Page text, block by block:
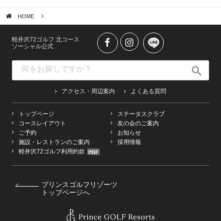
HOME
軽井沢72ゴルフ 北コース
ソーシャル公式
アクセス・周辺案内 よくある質問
トップページ
ステータスクラブ
コースレイアウト
友の会のご案内
ご予約
お知らせ
施設・レストランのご案内
採用情報
軽井沢72ゴルフ利用約款
プリンスゴルフリゾーツ
トップページへ